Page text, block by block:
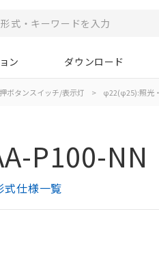
ン ダウンロード
押ボタンスイッチ/表示灯 > φ22(φ25):照光
P100-NN
仕様一覧